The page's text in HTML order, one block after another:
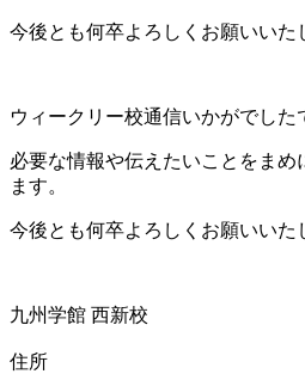
今後とも何卒よろしくお願いいた
ウィークリー校通信いかがでした
必要な情報や伝えたいことをま
ます。
今後とも何卒よろしくお願いいた
九州学館 西新校
住所